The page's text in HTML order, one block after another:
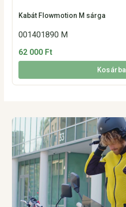
Kabát Flowmotion M sárga
001401890 M
62 000 Ft
Kosárba